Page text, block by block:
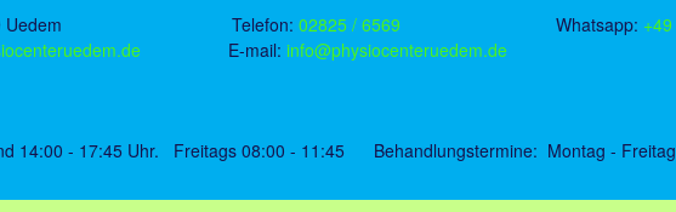
2, 47589 Uedem Telefon: 02825 / 6569 Whatsapp:
E-mail: info@physiocenteruedem.de
14:00 - 17:45 Uhr. Freitags 08:00 - 11:45 Behandlungstermine: Montag -